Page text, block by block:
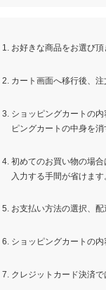
お好きな商品をお選び
カート画面へ移行後、
ショッピングカートの
ピングカートの中身を消
初めてのお買い物の場
入力する手間が省けま
お支払い方法の選択、
ショッピングカートの
クレジットカード決済